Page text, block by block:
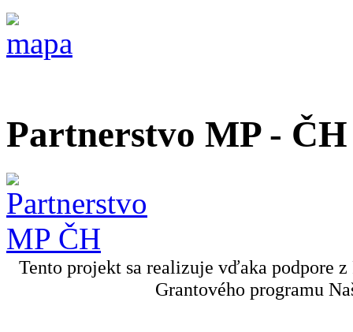
Partnerstvo MP - ČH
Tento projekt sa realizuje vďaka podpore
Grantového programu